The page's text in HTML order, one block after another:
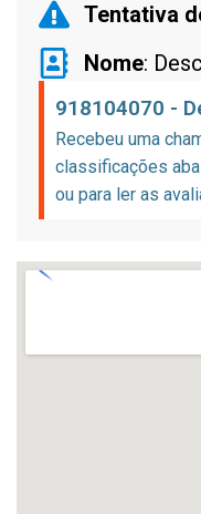
Tentativa
Nome:
918104070 -
Recebeu uma
classificações
ou para ler as